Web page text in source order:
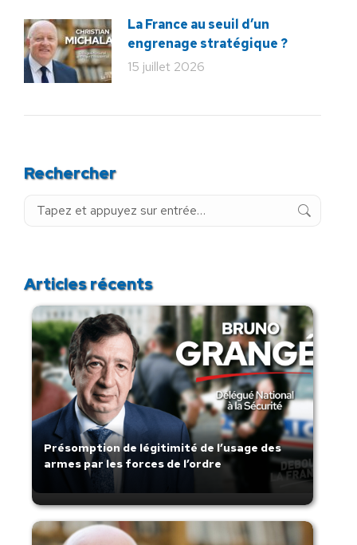
La France au seuil d’un
engrenage stratégique ?
15 juillet 2026
Rechercher
Recherche
Articles récents
Présomption de légitimité de l’usage des
armes par les forces de l’ordre